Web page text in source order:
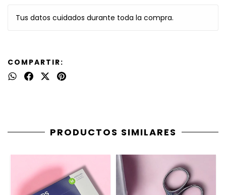
Tus datos cuidados durante toda la compra.
COMPARTIR:
PRODUCTOS SIMILARES